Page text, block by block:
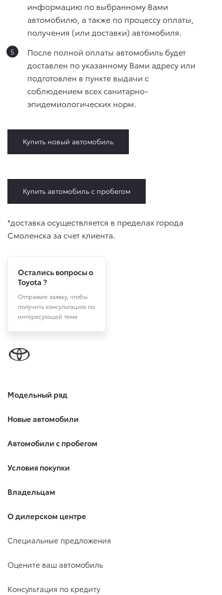
информацию по выбранному Вами
автомобилю, а также по процессу оплаты,
получения (или доставки) автомобиля.
После полной оплаты автомобиль будет
доставлен по указанному Вами адресу или
подготовлен в пункте выдачи с
соблюдением всех санитарно-
эпидемиологических норм.
Купить новый автомобиль
Купить автомобиль с пробегом
*доставка осуществляется в пределах города
Смоленска за счет клиента.
Остались вопросы о
Toyota ?
Отправьте заявку, чтобы
получить консультацию по
интересующей теме
Модельный ряд
Новые автомобили
Автомобили с пробегом
Условия покупки
Владельцам
О дилерском центре
Специальные предложения
Оцените ваш автомобиль
Консультация по кредиту